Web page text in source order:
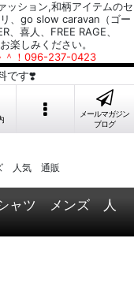
ッション,和柄アイテムのセ
、go slow caravan（ゴー
喜人、FREE RAGE、
楽しみください。
＾！096-237-0423
です❣️
メールマガジン
ブログ
人気 通販
ャツ メンズ 人